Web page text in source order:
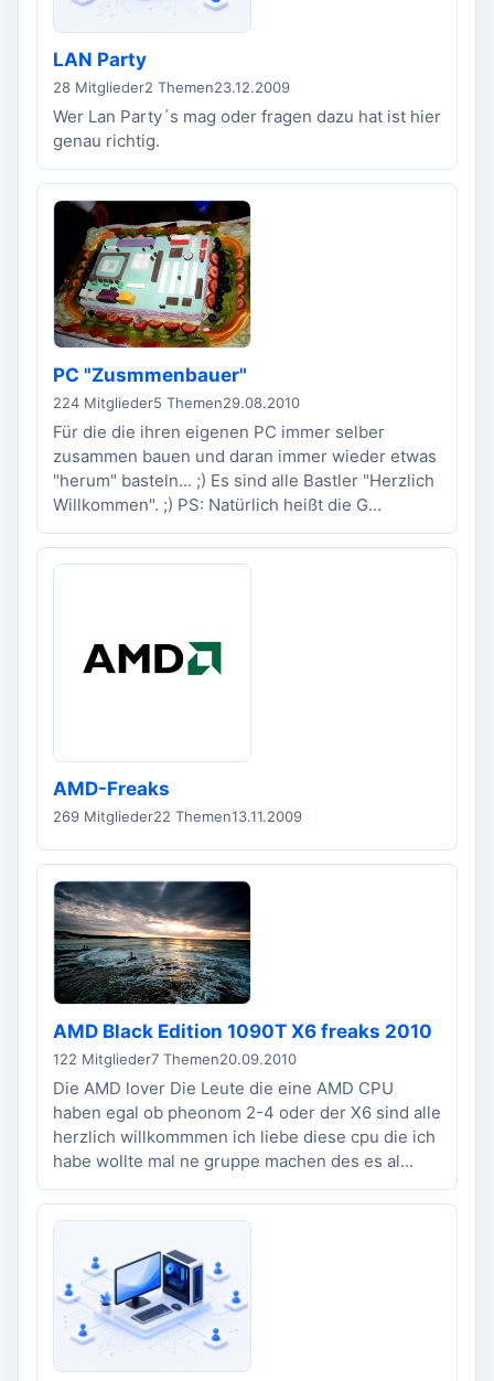
LAN Party
28 Mitglieder2 Themen23.12.2009
Wer Lan Party´s mag oder fragen dazu hat ist hier
genau richtig.
PC "Zusmmenbauer"
224 Mitglieder5 Themen29.08.2010
Für die die ihren eigenen PC immer selber
zusammen bauen und daran immer wieder etwas
"herum" basteln... ;) Es sind alle Bastler "Herzlich
Willkommen". ;) PS: Natürlich heißt die G...
AMD-Freaks
269 Mitglieder22 Themen13.11.2009
AMD Black Edition 1090T X6 freaks 2010
122 Mitglieder7 Themen20.09.2010
Die AMD lover Die Leute die eine AMD CPU
haben egal ob pheonom 2-4 oder der X6 sind alle
herzlich willkommmen ich liebe diese cpu die ich
habe wollte mal ne gruppe machen des es al...